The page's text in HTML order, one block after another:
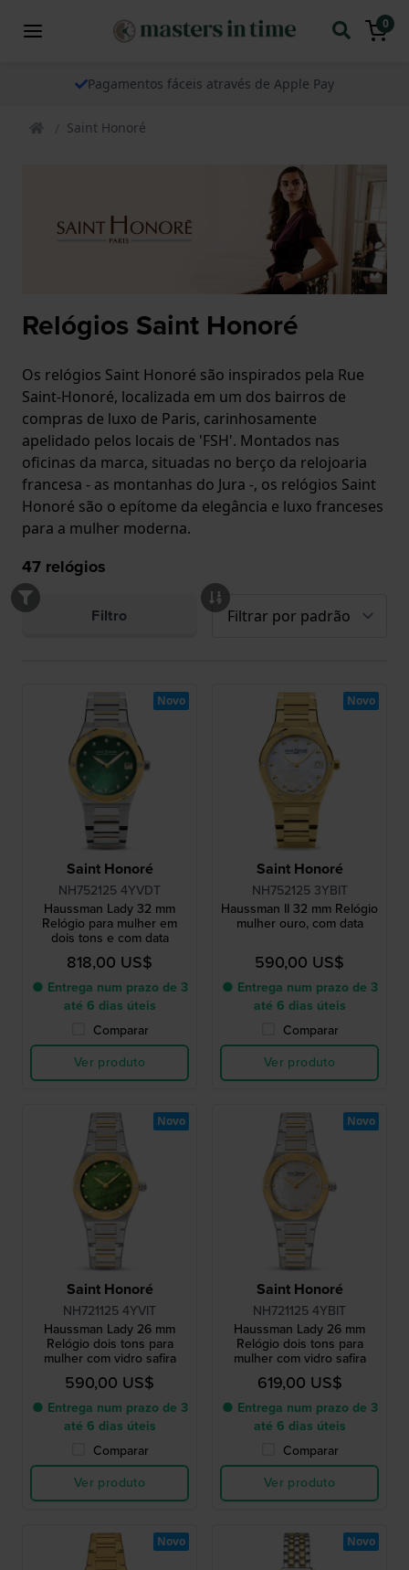
0
Pagamentos fáceis através de Apple Pay
Saint Honoré
Relógios Saint Honoré
Os relógios Saint Honoré são inspirados pela Rue
Saint-Honoré, localizada em um dos bairros de
compras de luxo de Paris, carinhosamente
apelidado pelos locais de 'FSH'. Montados nas
oficinas da marca, situadas no berço da relojoaria
francesa - as montanhas do Jura -, os relógios Saint
Honoré são o epítome da elegância e luxo franceses
para a mulher moderna.
47 relógios
Filtro
Saint Honoré
NH752125 4YVDT
Haussman Lady 32 mm
Relógio para mulher em
dois tons e com data
818,00 US$
● Entrega num prazo de 3
até 6 dias úteis
Comparar
Ver produto
Novo
Saint Honoré
NH752125 3YBIT
Haussman II 32 mm Relógio
mulher ouro, com data
590,00 US$
● Entrega num prazo de 3
até 6 dias úteis
Comparar
Ver produto
Novo
Saint Honoré
NH721125 4YVIT
Haussman Lady 26 mm
Relógio dois tons para
mulher com vidro safira
590,00 US$
● Entrega num prazo de 3
até 6 dias úteis
Comparar
Ver produto
Novo
Saint Honoré
NH721125 4YBIT
Haussman Lady 26 mm
Relógio dois tons para
mulher com vidro safira
619,00 US$
● Entrega num prazo de 3
até 6 dias úteis
Comparar
Ver produto
Novo
Novo Novo